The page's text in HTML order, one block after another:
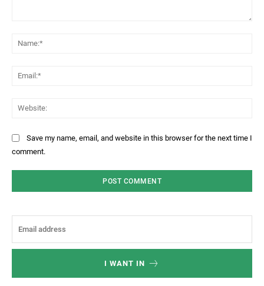
Save my name, email, and website in this browser for the next time I
comment.
I WANT IN